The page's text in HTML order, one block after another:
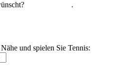
.
und spielen Sie Tennis: